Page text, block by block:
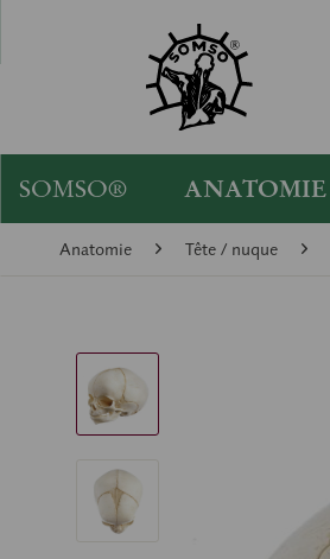
SOMSO® ANATOMIE
Anatomie Tête / nuque